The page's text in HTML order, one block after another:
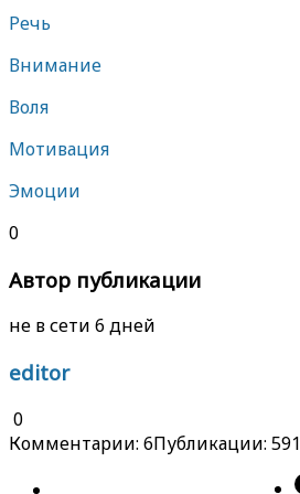
Речь
Внимание
Воля
Мотивация
Эмоции
0
Автор публикации
не в сети 6 дней
editor
0
Комментарии: 6Публикации: 591